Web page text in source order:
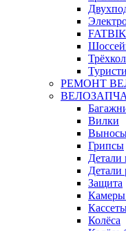
РЕМОНТ
Вилки
Грипсы
Детали
Детали
Защита
Колёса